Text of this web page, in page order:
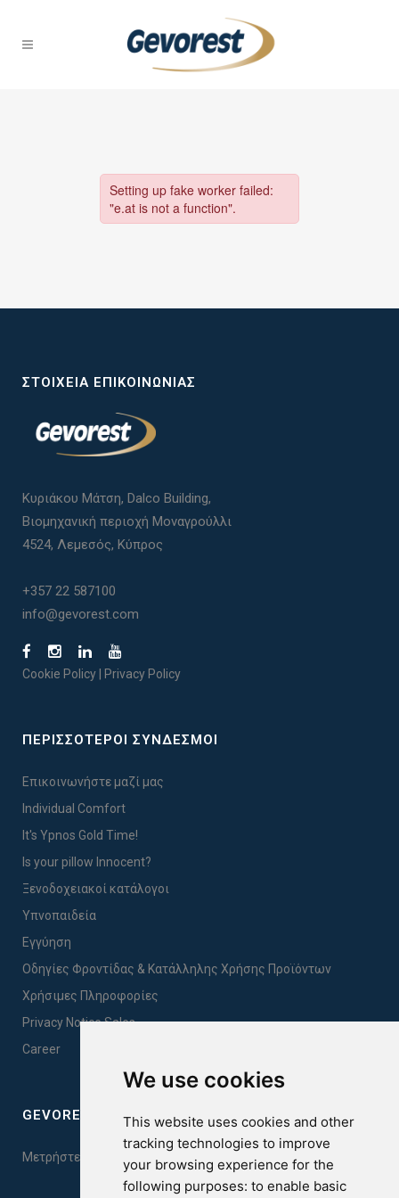
We use cookies
This website uses cookies and other
tracking technologies to improve
your browsing experience for the
following purposes: to enable basic
ΣΤΟΙΧΕΊΑ ΕΠΙΚΟΙΝΩΝΊΑΣ
Κυριάκου Μάτση, Dalco Building,
Βιομηχανική περιοχή Μοναγρούλλι
4524, Λεμεσός, Κύπρος
+357 22 587100
info@gevorest.com
Cookie Policy Privacy Policy
ΠΕΡΙΣΣΟΤΕΡΟΙ ΣΥΝΔΕΣΜΟΙ
Επικοινωνήστε μαζί μας
Individual Comfort
It's Ypnos Gold Time!
Is your pillow Innocent?
Ξενοδοχειακοί κατάλογοι
Υπνοπαιδεία
Εγγύηση
Οδηγίες Φροντίδας & Κατάλληλης Χρήσης Προϊόντων
Χρήσιμες Πληροφορίες
Privacy Notice Sales
Career
GEVOREST SLEEP QUALITY INDEX
Μετρήστε την ποιότητα του ύπνου σας. Κάντε το τεστ εδώ!